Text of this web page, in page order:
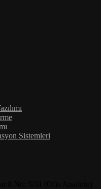
Sistemleri